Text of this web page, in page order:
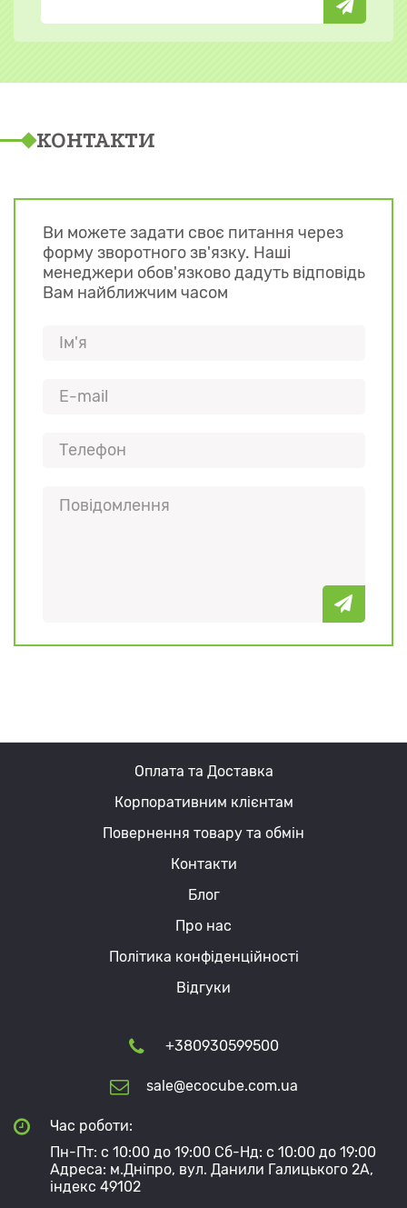
КОНТАКТИ
Ви можете задати своє питання через
форму зворотного зв'язку. Наші
менеджери обов'язково дадуть відповідь
Вам найближчим часом
Оплата та Доставка
Корпоративним клієнтам
Повернення товару та обмін
Контакти
Блог
Про нас
Політика конфіденційності
Відгуки
+380930599500
sale@ecocube.com.ua
Час роботи:
Пн-Пт: с 10:00 до 19:00 Сб-Нд: с 10:00 до 19:00
Адреса: м.Дніпро, вул. Данили Галицького 2А,
індекс 49102